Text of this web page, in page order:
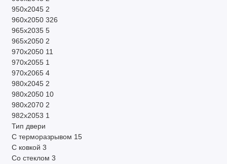
950х2045 2
960х2050 326
965х2035 5
965х2050 2
970х2050 11
970х2055 1
970х2065 4
980х2045 2
980х2050 10
980х2070 2
982х2053 1
Тип двери
C терморазрывом 15
С ковкой 3
Со стеклом 3